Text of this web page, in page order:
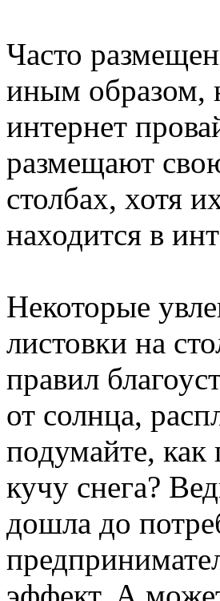
Часто
иным образом,
интернет
размещают
столбах, хотя
находится в
Некоторые
листовки на
правил
от солнца,
подумайте, как
кучу снега?
дошла до